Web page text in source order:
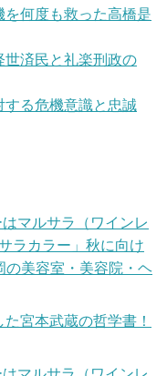
何度も救った高橋是
世済民と礼楽刑政の
する危機意識と忠誠
マルサラ（ワインレ
ラカラー」秋に向け
の美容室・美容院・ヘ
宮本武蔵の哲学書！